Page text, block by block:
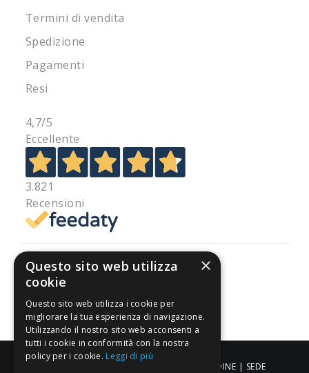
Termini di vendita
Spedizione
Pagamenti
Resi
4,7/5
Eccellente
3.821
Recensioni
Pagamenti sicuri
ALDIGIÙ S.R.L. | Via Cortazzis 15 33100 - UDINE | SEDE
×
Questo sito web utilizza
cookie
Questo sito web utilizza i cookie per
migliorare la tua esperienza di navigazione.
Utilizzando il nostro sito web acconsenti a
tutti i cookie in conformità con la nostra
policy per i cookie. Leggi di più